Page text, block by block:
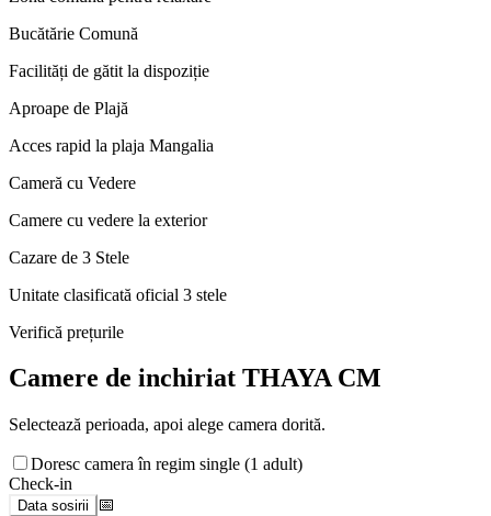
Bucătărie Comună
Facilități de gătit la dispoziție
Aproape de Plajă
Acces rapid la plaja Mangalia
Cameră cu Vedere
Camere cu vedere la exterior
Cazare de 3 Stele
Unitate clasificată oficial 3 stele
Verifică prețurile
Camere de inchiriat THAYA CM
Selectează perioada, apoi alege camera dorită.
Doresc camera în regim single (1 adult)
Check-in
Data sosirii
📅